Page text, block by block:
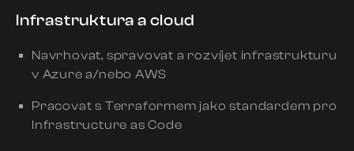
Infrastruktura a cloud
Navrhovat, spravovat a rozvíjet infrastrukturu
v Azure a/nebo AWS
Pracovat s Terraformem jako standardem pro
Infrastructure as Code